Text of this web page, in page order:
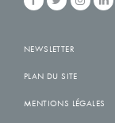
NEWSLETTER
PLAN DU SITE
MENTIONS LÉGALES